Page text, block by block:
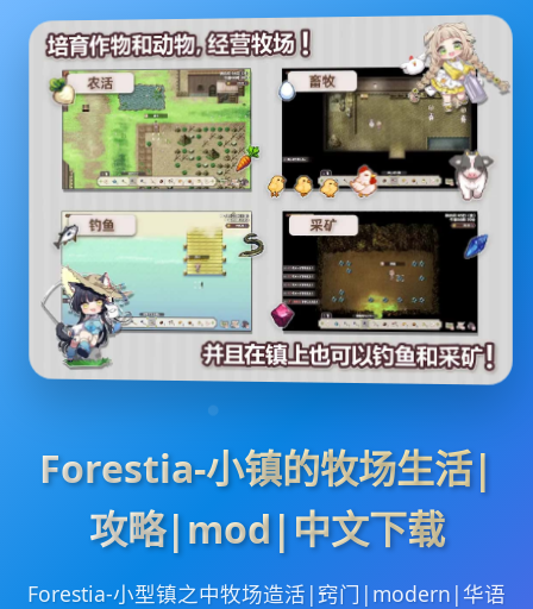
Forestia-小镇的牧场生活|
攻略|mod|中文下载
Forestia-小型镇之中牧场造活|窍门|modern|华语